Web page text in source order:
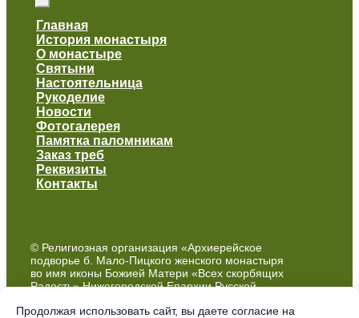
Главная
История монастыря
О монастыре
Святыни
Настоятельница
Рукоделие
Новости
Фотогалерея
Памятка паломникам
Заказ треб
Реквизиты
Контакты
© Религиозная организация «Архиерейское
подворье б. Мало-Пицкого женского монастыря
во имя иконы Божией Матери «Всех скорбящих
Радость» Нижегородской Епархии Русской
Продолжая использовать сайт, вы даете согласие на